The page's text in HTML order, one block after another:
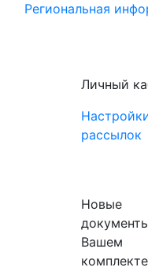
Региональная
Личный
рассылок
Новые
Вашем
комплекте